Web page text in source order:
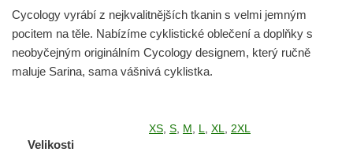
Cycology vyrábí z nejkvalitnějších tkanin s velmi jemným
pocitem na těle. Nabízíme cyklistické oblečení a doplňky s
neobyčejným originálním Cycology designem, který ručně
maluje Sarina, sama vášnivá cyklistka.
Velikosti
XS S M L XL 2XL